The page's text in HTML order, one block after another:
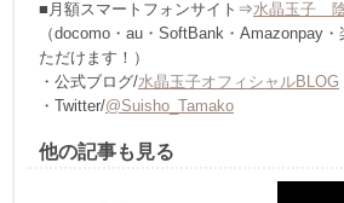
■月額スマートフォンサイト⇒水晶玉子
（docomo・au・SoftBank・Amazonpay
ただけます！）
・公式ブログ/水晶玉子オフィシャルBLOG
・Twitter/@Suisho_Tamako
他の記事も見る